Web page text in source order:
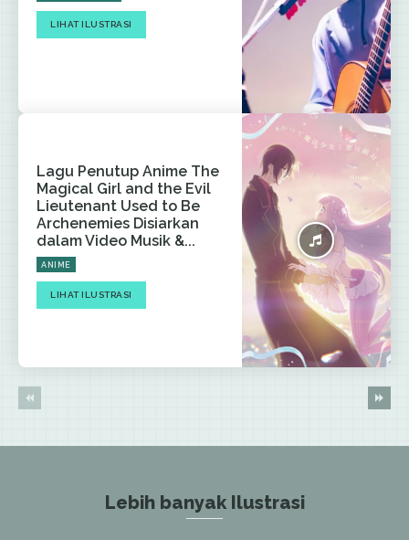
LIHAT ILUSTRASI
Lagu Penutup Anime The
Magical Girl and the Evil
Lieutenant Used to Be
Archenemies Disiarkan
dalam Video Musik &...
ANIME
LIHAT ILUSTRASI
Lebih banyak Ilustrasi